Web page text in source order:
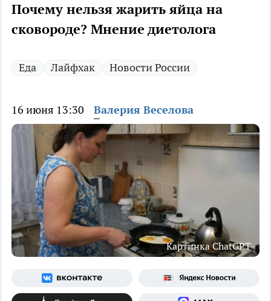
Почему нельзя жарить яйца на
сковороде? Мнение диетолога
Еда Лайфхак Новости России
16 июня 13:30 Валерия Веселова
Картинка ChatGPT